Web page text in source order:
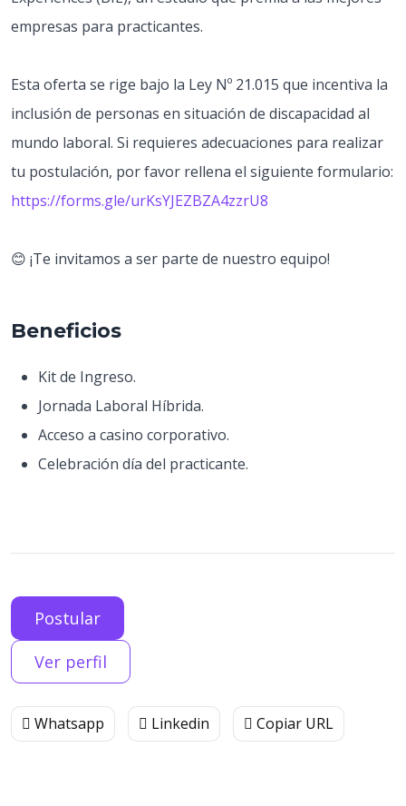
empresas para practicantes.
Esta oferta se rige bajo la Ley Nº 21.015 que incentiva la
inclusión de personas en situación de discapacidad al
mundo laboral. Si requieres adecuaciones para realizar
tu postulación, por favor rellena el siguiente formulario:
https://forms.gle/urKsYJEZBZA4zzrU8
😊 ¡Te invitamos a ser parte de nuestro equipo!
Beneficios
Kit de Ingreso.
Jornada Laboral Híbrida.
Acceso a casino corporativo.
Celebración día del practicante.
Postular
Ver perfil
Whatsapp Linkedin Copiar URL